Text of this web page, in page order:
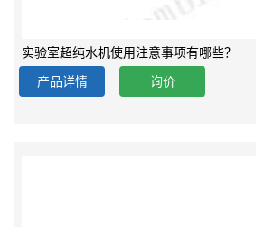
实验室超纯水机使用注意事项有哪些？
产品详情
询价